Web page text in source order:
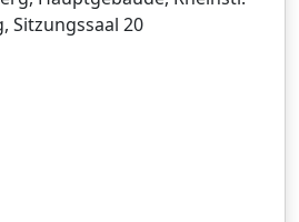
Sitzungssaal 20